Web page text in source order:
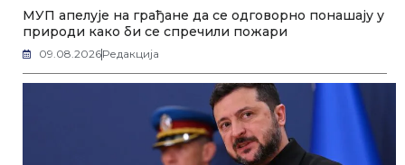
МУП апелује на грађане да се одговорно понашају у
природи како би се спречили пожари
09.08.2026Редакција